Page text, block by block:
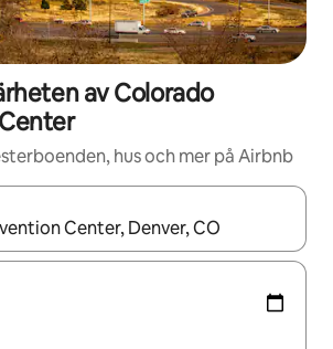
av Colorado
hus och mer på Airbnb
tillgängliga kan du navigera med upp- och